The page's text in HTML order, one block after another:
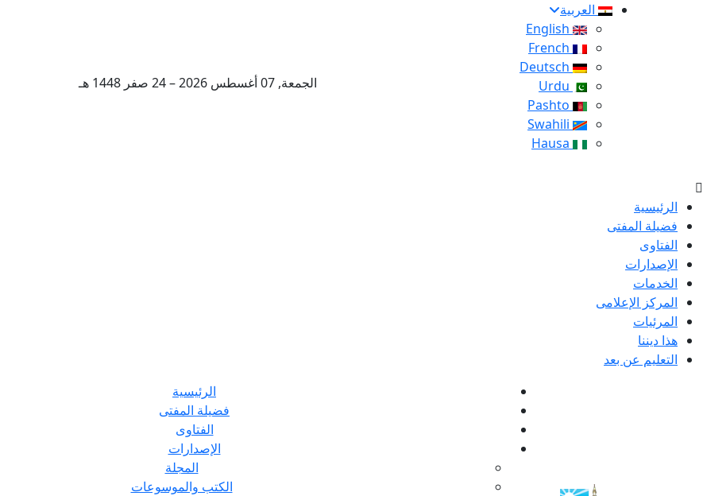
العربية
الجمعة, 07 أغسطس 2026 – 24 صفر 1448 هـ
الرئيسية
فضيلة المفتى
الفتاوى
الإصدارات
الخدمات
المركز الإعلامى
المرئيات
هذا ديننا
التعليم عن بعد
الرئيسية
فضيلة المفتى
الفتاوى
الإصدارات
المجلة
الكتب والموسوعات